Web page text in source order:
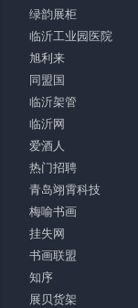
绿韵展柜
临沂工业园医院
旭利来
同盟国
临沂架管
临沂网
爱酒人
热门招聘
青岛翊霄科技
梅喻书画
挂失网
书画联盟
知序
展贝货架